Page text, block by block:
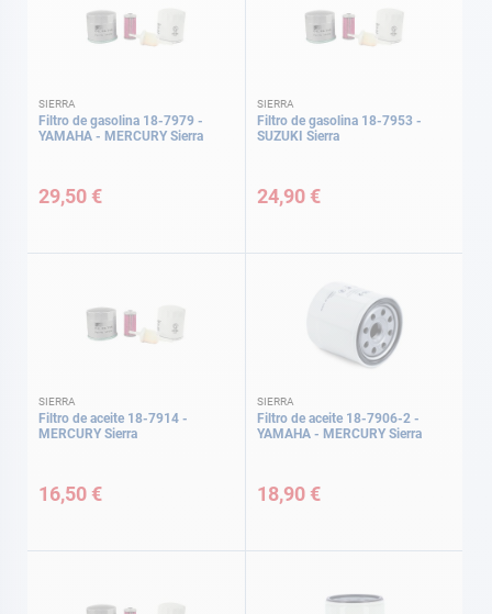
SIERRA
Filtro de gasolina 18-7979 -
YAMAHA - MERCURY Sierra
29,50 €
SIERRA
Filtro de gasolina 18-7953 -
SUZUKI Sierra
24,90 €
SIERRA
Filtro de aceite 18-7914 -
MERCURY Sierra
16,50 €
SIERRA
Filtro de aceite 18-7906-2 -
YAMAHA - MERCURY Sierra
18,90 €